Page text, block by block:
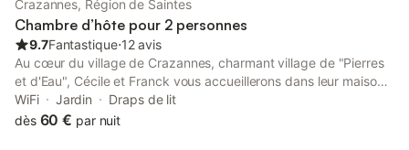
Crazannes, Région de Saintes
Chambre d’hôte pour 2 personnes
9.7Fantastique⋅12 avis
Au cœur du village de Crazannes, charmant village de "Pierres
et d'Eau", Cécile et Franck vous accueillerons dans leur maison
charentaise traditionnelle. Nous mettons à votre disposition une
vaste chambre en rez-de-chaussée, salle de bain et WC
WiFi Jardin
Draps de lit
dès 60 € par nuit